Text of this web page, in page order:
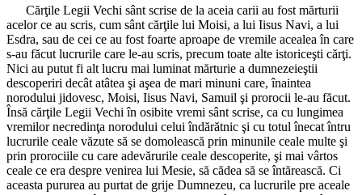
Cărţile Legii Vechi sânt scrise de la aceia carii au fost mărturii
acelor ce au scris, cum sânt cărţile lui Moisi, a lui Iisus Navi, a lui
Esdra, sau de cei ce au fost foarte aproape de vremile acealea în care
s-au făcut lucrurile care le-au scris, precum toate alte istoriceşti cărţi.
Nici au putut fi alt lucru mai luminat mărturie a dumnezeieştii
descoperiri decât atâtea şi aşea de mari minuni care, înaintea
norodului jidovesc, Moisi, Iisus Navi, Samuil şi prorocii le-au făcut.
Însă cărţile Legii Vechi în osibite vremi sânt scrise, ca cu lungimea
vremilor necredinţa norodului celui îndărătnic şi cu totul înecat întru
lucrurile ceale văzute să se domolească prin minunile ceale multe şi
prin prorociile cu care adevărurile ceale descoperite, şi mai vârtos
ceale ce era despre venirea lui Mesie, să cădea să se întărească. Ci
aceasta pururea au purtat de grije Dumnezeu, ca lucrurile pre aceale